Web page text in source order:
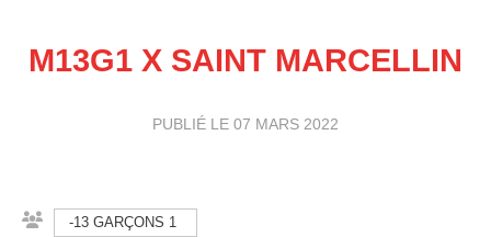
M13G1 X SAINT MARCELLIN
PUBLIÉ LE 07 MARS 2022
-13 GARÇONS 1